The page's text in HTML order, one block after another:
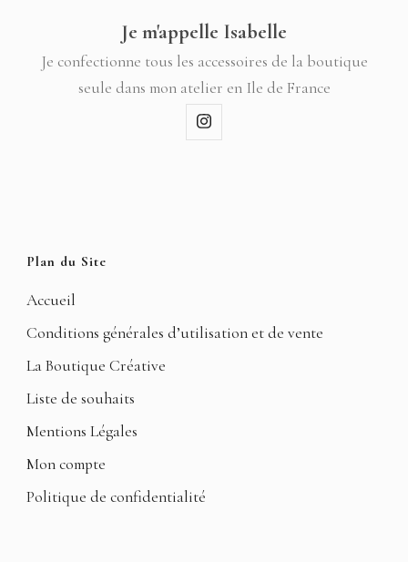
Je m'appelle Isabelle
Je confectionne tous les accessoires de la boutique
seule dans mon atelier en Ile de France
Plan du Site
Accueil
Conditions générales d’utilisation et de vente
La Boutique Créative
Liste de souhaits
Mentions Légales
Mon compte
Politique de confidentialité